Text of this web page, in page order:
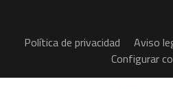
Política de privacidad Aviso
Configurar